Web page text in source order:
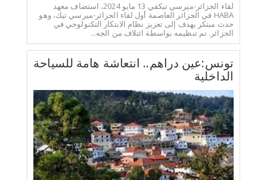
لقاء الجزائر-ميرسي تيكفي 13 مايو 2024، استضاف معهد
HABA في الجزائر العاصمة أول لقاء الجزائر-ميرسي تيك، وهو
حدث مبتكر يهدف إلى تعزيز نظام الابتكار التكنولوجي في
الجزائر. تم تنظيمه بواسطة ائتلاف من الجه...
تونس:عين دراهم.. انتعاشة هامة للسياحة
الداخلية